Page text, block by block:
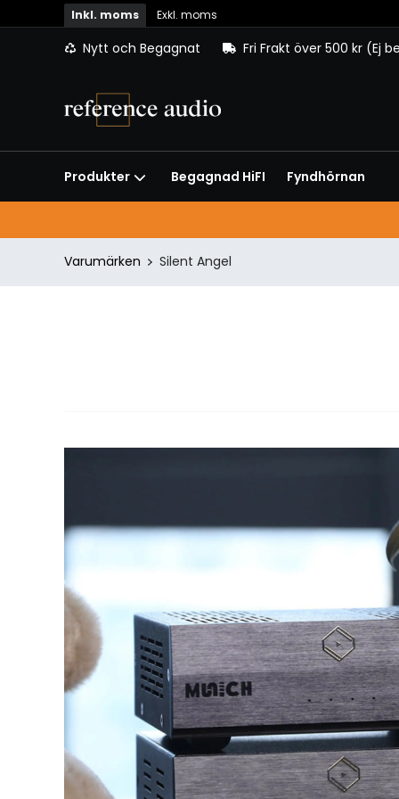
Inkl. moms Exkl. moms
Nytt och Begagnat Fri Frakt över 500 kr (Ej
Produkter Begagnad HiFI Fyndhörnan
Varumärken Silent Angel